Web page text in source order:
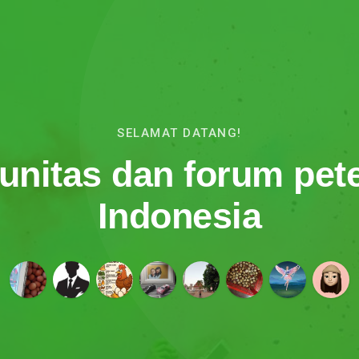
SELAMAT DATANG!
dan forum
Indonesia